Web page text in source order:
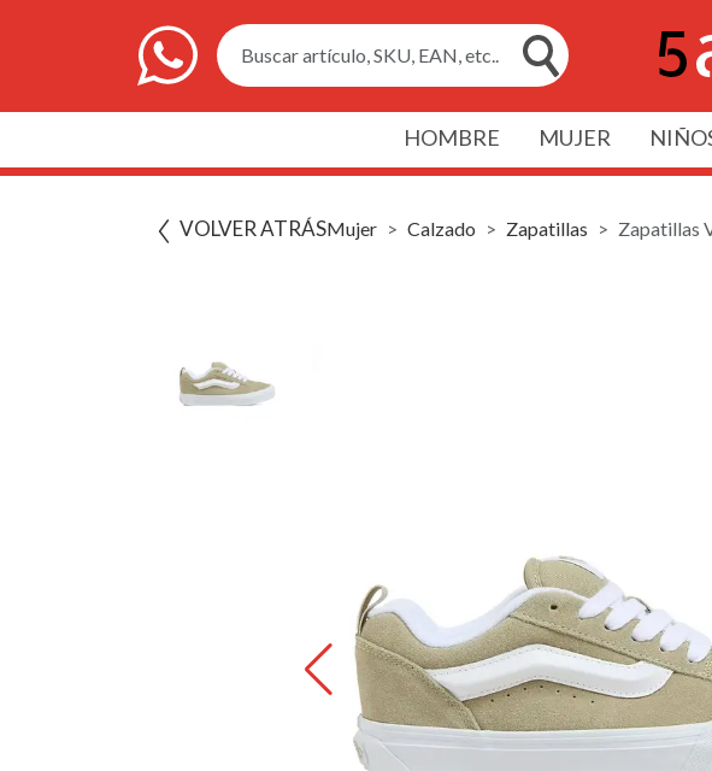
Buscar artículo, SKU, EAN, etc..
HOMBRE MUJER
VOLVER ATRÁSMujer Calzado Zapatillas Zapatillas